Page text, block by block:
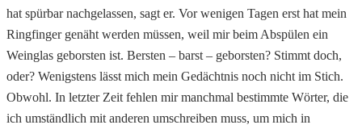
hat spürbar nachgelassen, sagt er. Vor wenigen Tagen erst hat mein
Ringfinger genäht werden müssen, weil mir beim Abspülen ein
Weinglas geborsten ist. Bersten – barst – geborsten? Stimmt doch,
oder? Wenigstens lässt mich mein Gedächtnis noch nicht im Stich.
Obwohl. In letzter Zeit fehlen mir manchmal bestimmte Wörter, die
ich umständlich mit anderen umschreiben muss, um mich in